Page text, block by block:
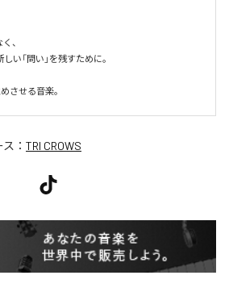
、
い「問い」を残すために。
させる音楽。
： TRI CROWS